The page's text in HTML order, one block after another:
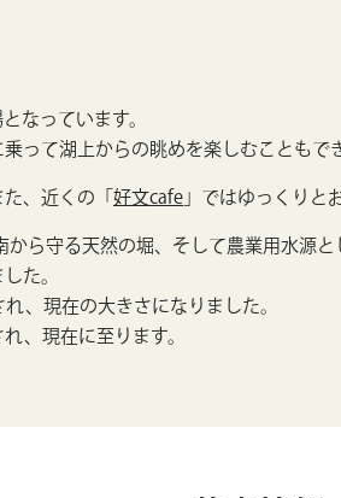
なっています。
って湖上からの眺めを楽しむこともでき
、近くの「好文cafe」ではゆっくりと
ら守る天然の堀、そして農業用水源と
た。
、現在の大きさになりました。
、現在に至ります。